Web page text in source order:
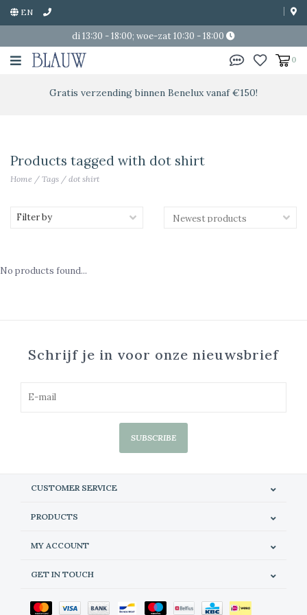
EN
di 13:30 - 18:00; woe-zat 10:30 - 18:00
0
Gratis verzending binnen Benelux vanaf €150!
Products tagged with dot shirt
Home / Tags / dot shirt
Filter by
No products found...
Schrijf je in voor onze nieuwsbrief
SUBSCRIBE
CUSTOMER SERVICE
PRODUCTS
MY ACCOUNT
GET IN TOUCH